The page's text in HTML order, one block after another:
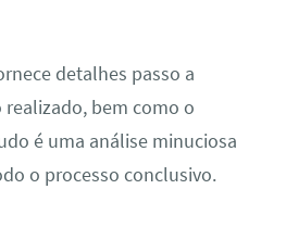
detalhes passo a
realizado, bem como o
é uma análise minuciosa
o processo conclusivo.